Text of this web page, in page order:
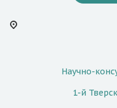
Научно-
1-й